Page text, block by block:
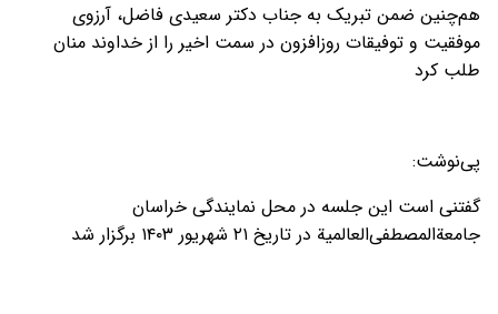
هم‌چنین ضمن تبریک به جناب دکتر سعیدی فاضل، آرزوی
موفقیت و توفیقات روزافزون در سمت اخیر را از خداوند منان
طلب کرد
پی‌نوشت:
گفتنی است این جلسه در محل نمایندگی خراسان
جامعة‌المصطفی‌العالمیة در تاریخ ۲۱ شهریور ۱۴۰۳ برگزار شد